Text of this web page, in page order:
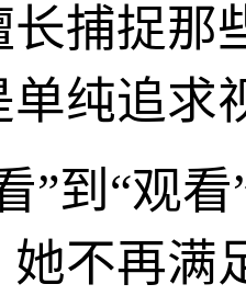
长捕捉那
纯追求
”到“观
她不再满